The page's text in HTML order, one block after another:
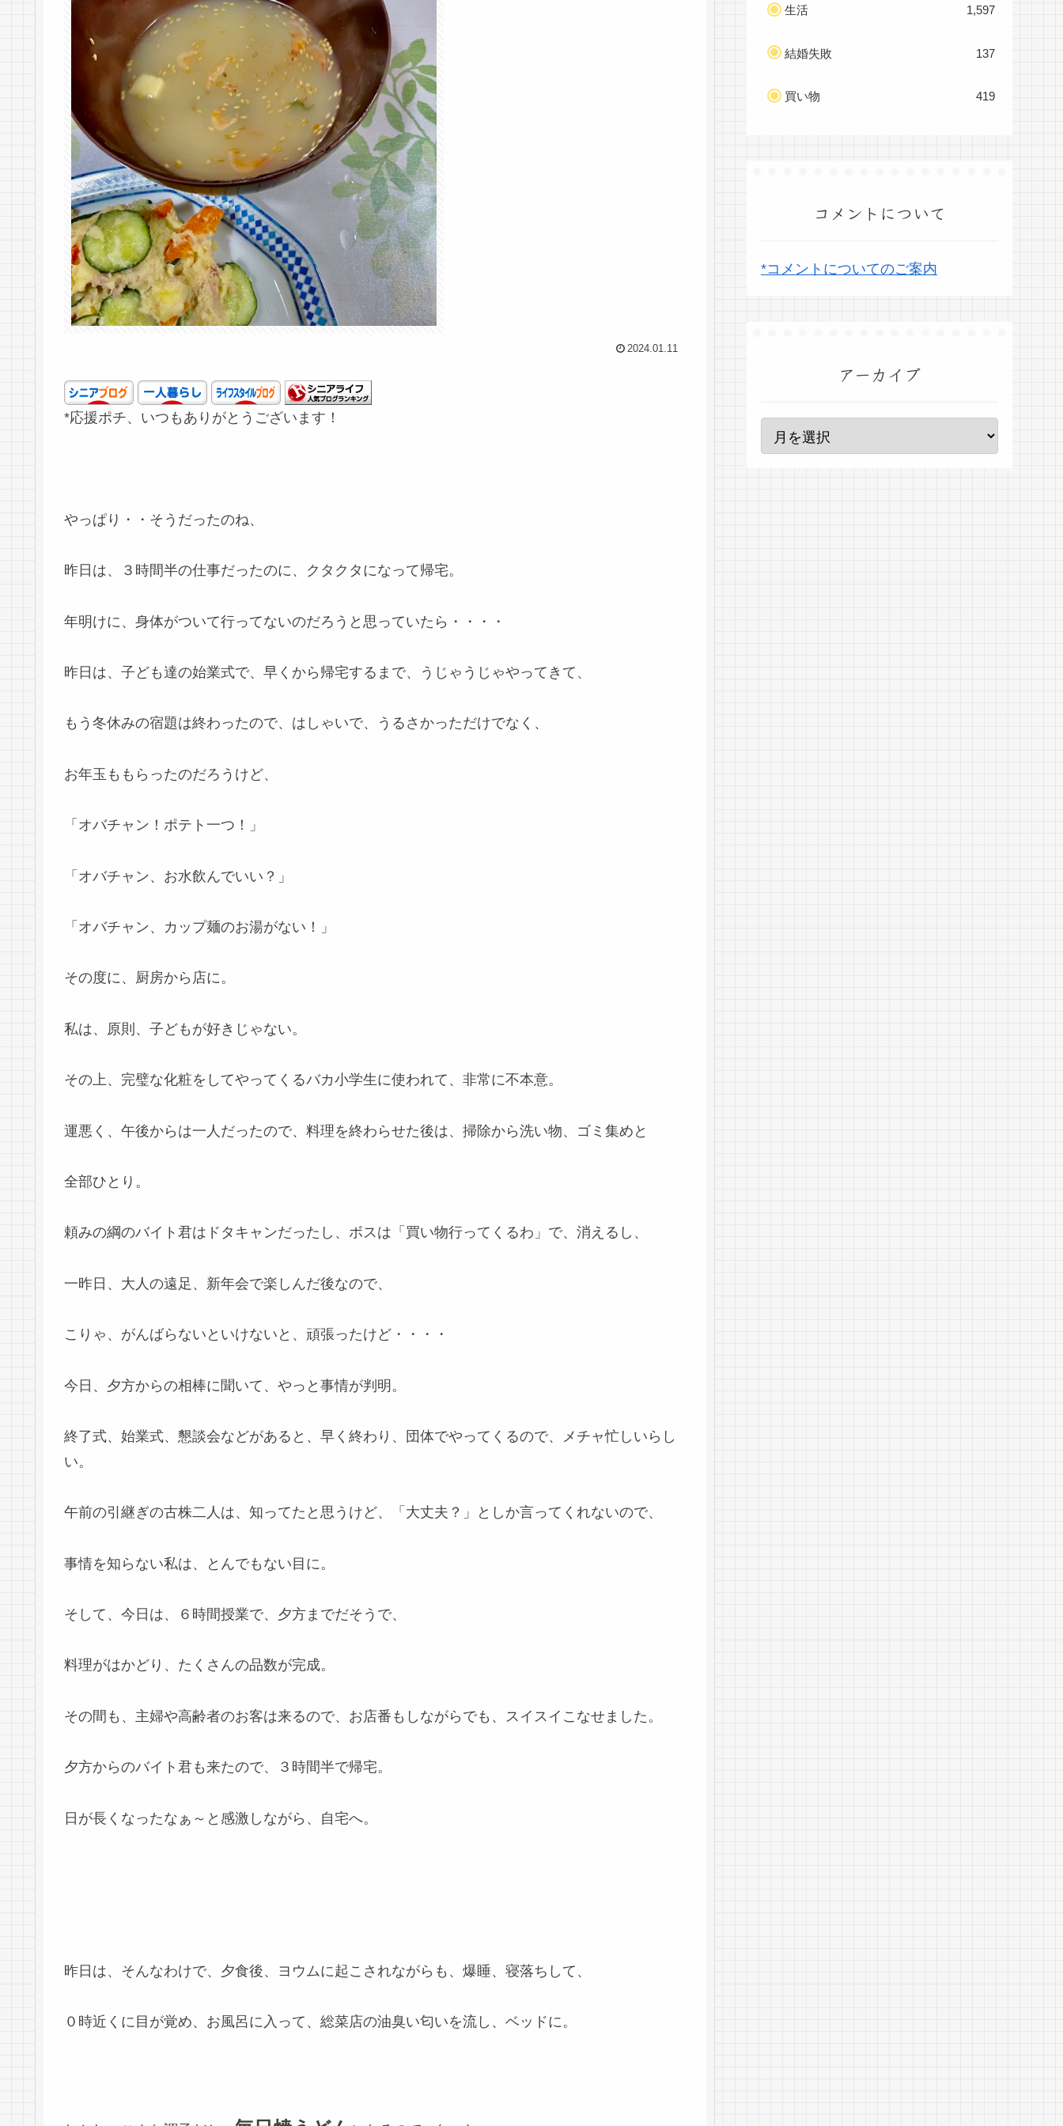
2024.01.11
*応援ポチ、いつもありがとうございます！
やっぱり・・そうだったのね、
昨日は、３時間半の仕事だったのに、クタクタになって帰宅。
年明けに、身体がついて行ってないのだろうと思っていたら・・・・
昨日は、子ども達の始業式で、早くから帰宅するまで、うじゃうじゃやってきて、
もう冬休みの宿題は終わったので、はしゃいで、うるさかっただけでなく、
お年玉ももらったのだろうけど、
「オバチャン！ポテト一つ！」
「オバチャン、お水飲んでいい？」
「オバチャン、カップ麺のお湯がない！」
その度に、厨房から店に。
私は、原則、子どもが好きじゃない。
その上、完璧な化粧をしてやってくるバカ小学生に使われて、非常に不本意。
運悪く、午後からは一人だったので、料理を終わらせた後は、掃除から洗い物、ゴミ集めと
全部ひとり。
頼みの綱のバイト君はドタキャンだったし、ボスは「買い物行ってくるわ」で、消えるし、
一昨日、大人の遠足、新年会で楽しんだ後なので、
こりゃ、がんばらないといけないと、頑張ったけど・・・・
今日、夕方からの相棒に聞いて、やっと事情が判明。
終了式、始業式、懇談会などがあると、早く終わり、団体でやってくるので、メチャ忙しいらし
い。
午前の引継ぎの古株二人は、知ってたと思うけど、「大丈夫？」としか言ってくれないので、
事情を知らない私は、とんでもない目に。
そして、今日は、６時間授業で、夕方までだそうで、
料理がはかどり、たくさんの品数が完成。
その間も、主婦や高齢者のお客は来るので、お店番もしながらでも、スイスイこなせました。
夕方からのバイト君も来たので、３時間半で帰宅。
日が長くなったなぁ～と感激しながら、自宅へ。
昨日は、そんなわけで、夕食後、ヨウムに起こされながらも、爆睡、寝落ちして、
０時近くに目が覚め、お風呂に入って、総菜店の油臭い匂いを流し、ベッドに。
生活 1,597
結婚失敗 137
買い物 419
コメントについて
*コメントについてのご案内
アーカイブ